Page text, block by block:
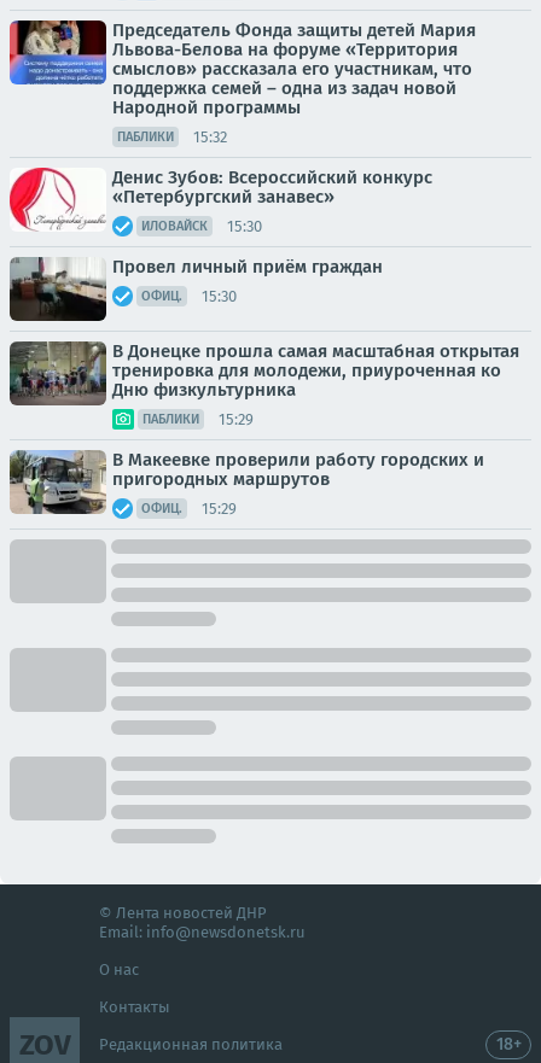
Председатель Фонда защиты детей Мария
Львова-Белова на форуме «Территория
смыслов» рассказала его участникам, что
поддержка семей – одна из задач новой
Народной программы
ПАБЛИКИ 15:32
Денис Зубов: Всероссийский конкурс
«Петербургский занавес»
ИЛОВАЙСК 15:30
Провел личный приём граждан
ОФИЦ. 15:30
В Донецке прошла самая масштабная открытая
тренировка для молодежи, приуроченная ко
Дню физкультурника
ПАБЛИКИ 15:29
В Макеевке проверили работу городских и
пригородных маршрутов
ОФИЦ. 15:29
ZOV
© Лента новостей ДНР
Email: info@newsdonetsk.ru
О нас
Контакты
Редакционная политика 18+